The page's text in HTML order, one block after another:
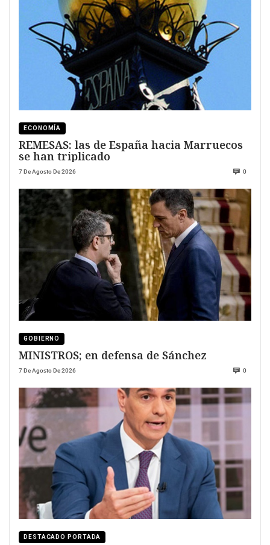
ECONOMÍA
REMESAS: las de España hacia Marruecos
se han triplicado
7 De Agosto De 2026 0
GOBIERNO
MINISTROS; en defensa de Sánchez
7 De Agosto De 2026 0
DESTACADO PORTADA